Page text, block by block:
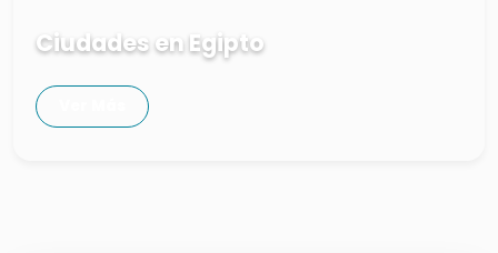
Ciudades en Egipto